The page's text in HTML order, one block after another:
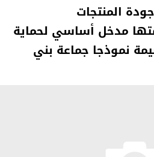
المنتجات
مدخل أساسي لحماية
نموذجا جماعة بني